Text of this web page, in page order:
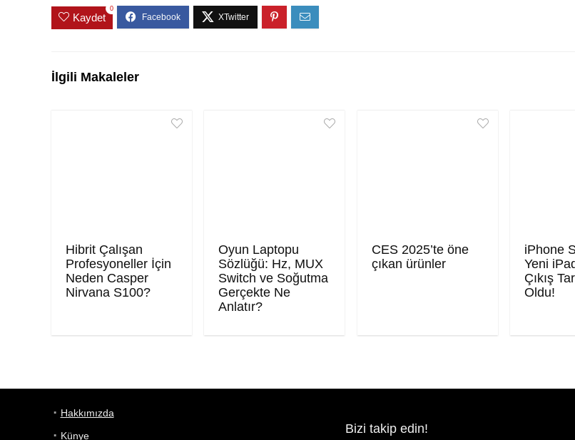
Kaydet
0
İlgili Makaleler
Hibrit Çalışan
Profesyoneller İçin
Neden Casper
Nirvana S100?
Oyun Laptopu
Sözlüğü: Hz, MUX
Switch ve Soğutma
Gerçekte Ne
Anlatır?
CES 2025’te öne
çıkan ürünler
iPhone
Yeni
Çıkış
Oldu!
Hakkımızda
Künye
Bizi takip edin!